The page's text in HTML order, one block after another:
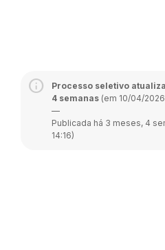
Processo seletivo
4 semanas (em 10/04/2026
—
Publicada há 3 meses, 4
14:16)